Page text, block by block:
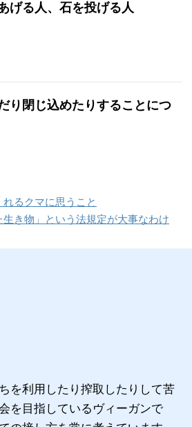
げる人、石を投げる人
り閉じ込めたりすることにつ
れるクマに思うこと
生き物」という法規定が大事なわけ
を利用したり搾取したりして苦
を目指しているヴィーガンで